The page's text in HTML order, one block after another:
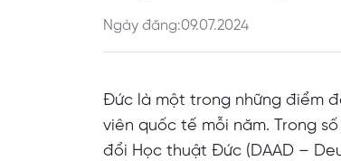
Ngày đăng:09.07.2024
Đức là một trong những điểm
viên quốc tế mỗi năm. Trong
đổi Học thuật Đức (DAAD –